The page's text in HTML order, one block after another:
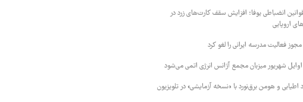
انضباطی یوفا؛ افزایش سقف کارت‌های زرد در
اروپایی
فعالیت مدرسه ایرانی را لغو کرد
اوایل شهریور میزبان مجمع آژانس انرژی اتمی می‌شود
و هومن برق‌نورد با «نسخه آزمایشی» در تلویزیون